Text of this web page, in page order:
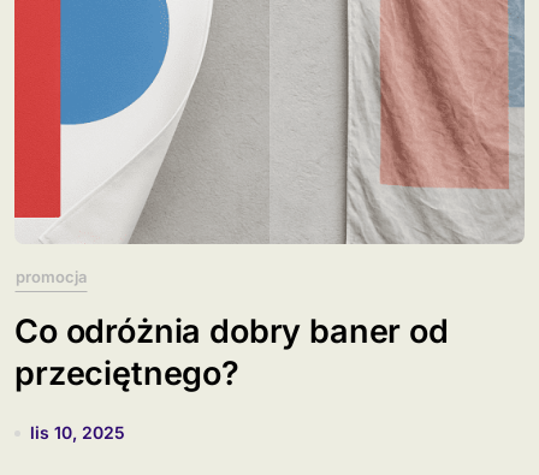
promocja
Co odróżnia dobry baner od
przeciętnego?
lis 10, 2025